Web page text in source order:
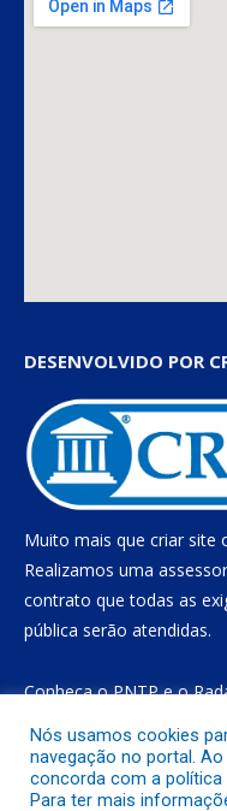
DESENVOLVIDO POR
Muito mais que criar site
Realizamos uma
contrato que todas as
pública serão atendidas.
Conheça oPNTPe o
Todos os direitos
Nós usamos cookies
navegação no portal.
concorda com a
Para ter mais